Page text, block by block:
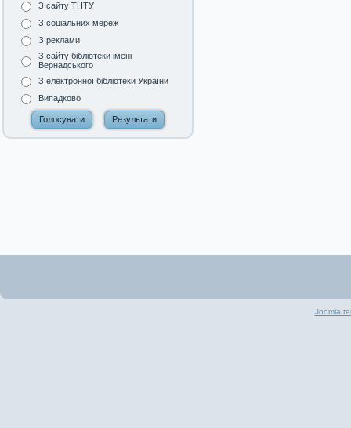
З сайту ТНТУ
З соціальних мереж
З реклами
З сайту бібліотеки імені
Вернадського
З електронної бібліотеки України
Випадково
Joomla